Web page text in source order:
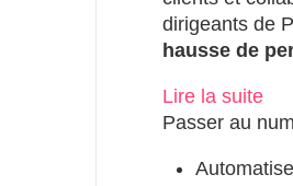
dirigeants de
hausse de
Lire la suite:
Passer au